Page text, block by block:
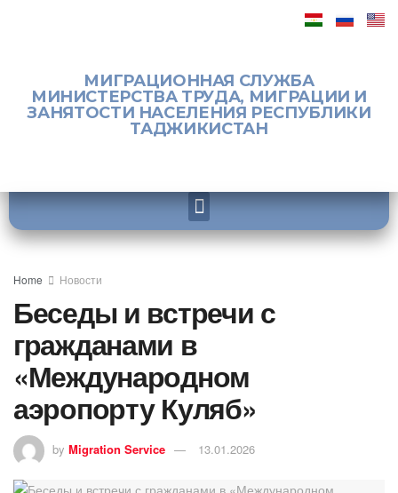
МИГРАЦИОННАЯ СЛУЖБА
МИНИСТЕРСТВА ТРУДА, МИГРАЦИИ И
ЗАНЯТОСТИ НАСЕЛЕНИЯ РЕСПУБЛИКИ
ТАДЖИКИСТАН
Home Новости
Беседы и встречи с
гражданами в
«Международном
аэропорту Куляб»
by Migration Service 13.01.2026